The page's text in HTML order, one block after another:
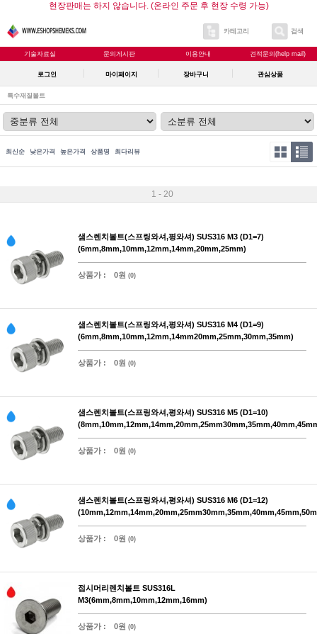
현장판매는 하지 않습니다. (온라인 주문 후 현장 수령 가능)
카테고리 검색
기술자료실 문의게시판 이용안내 견적문의(help mail)
로그인 마이페이지 장바구니 관심상품
특수재질볼트
최신순 낮은가격 높은가격 상품명 최다리뷰
1 - 20
샘스렌치볼트(스프링와셔,평와셔) SUS316 M3 (D1=7)
(6mm,8mm,10mm,12mm,14mm,20mm,25mm)
상품가 : 0원 (0)
샘스렌치볼트(스프링와셔,평와셔) SUS316 M4 (D1=9)
(6mm,8mm,10mm,12mm,14mm20mm,25mm,30mm,35mm)
상품가 : 0원 (0)
샘스렌치볼트(스프링와셔,평와셔) SUS316 M5 (D1=10)
상품가 : 0원 (0)
샘스렌치볼트(스프링와셔,평와셔) SUS316 M6 (D1=12)
상품가 : 0원 (0)
접시머리렌치볼트 SUS316L
M3(6mm,8mm,10mm,12mm,16mm)
상품가 : 0원 (0)